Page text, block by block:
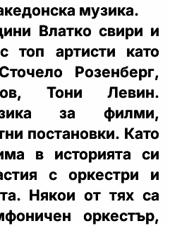
музика.
Влатко свири и
топ артисти като
Розенберг,
Тони Левин.
за филми,
постановки. Като
в историята си
с оркестри и
Някои от тях са
оркестър,